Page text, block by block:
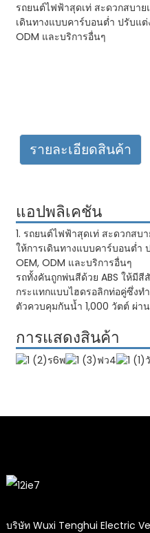
รถยนต์ไฟฟ้าสุดเท่ สะดวกสบา
เดินทางแบบคาร์บอนต่ำ ปรับแ
ODM และบริการอื่นๆ
รายละเอียดสินค้า
แอปพลิเคชัน
1. รถยนต์ไฟฟ้าสุดเท่ สะดวกสบ
ให้การเดินทางแบบคาร์บอนต่ำ
OEM, ODM และบริการอื่นๆ
รถทั้งคันถูกพ่นสีด้วย ABS ให้มี
กระแทกแบบไฮดรอลิกท่อคู่ซึ่งท
ตัวควบคุมกันน้ำ 1,000 วัตต์ ผ่า
การแสดงสินค้า
บริษัท Wuxi Tenghui Electric